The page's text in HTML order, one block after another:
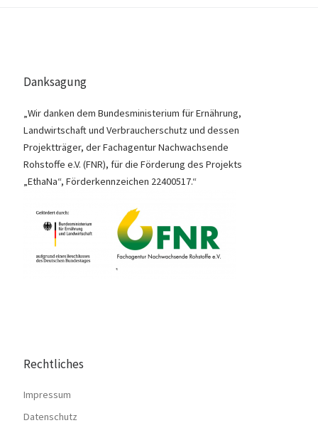
Danksagung
„Wir danken dem Bundesministerium für Ernährung,
Landwirtschaft und Verbraucherschutz und dessen
Projektträger, der Fachagentur Nachwachsende
Rohstoffe e.V. (FNR), für die Förderung des Projekts
„EthaNa“, Förderkennzeichen 22400517.“
Rechtliches
Impressum
Datenschutz